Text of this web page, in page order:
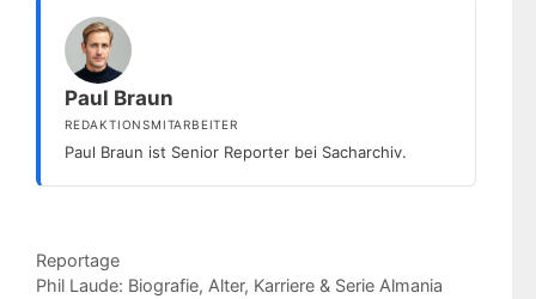
Paul Braun
REDAKTIONSMITARBEITER
Paul Braun ist Senior Reporter bei Sacharchiv.
Kategorien
Reportage
Phil Laude: Biografie, Alter, Karriere & Serie Almania